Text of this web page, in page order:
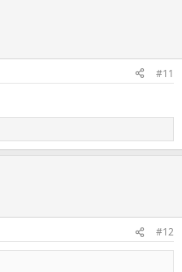
#11
#12